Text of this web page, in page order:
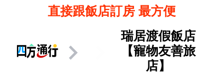
直接跟飯店訂房 最方便
瑞居渡假飯店
【寵物友善旅
店】